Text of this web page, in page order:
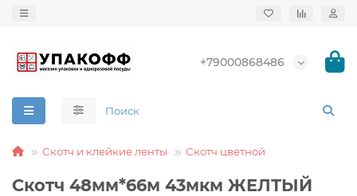
+79000868486
Скотч и клейкие ленты Скотч цветной
Скотч 48мм*66м 43мкм ЖЕЛТЫЙ